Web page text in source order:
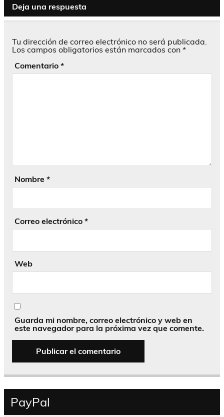
Deja una respuesta
Tu dirección de correo electrónico no será publicada.
Los campos obligatorios están marcados con *
Comentario *
Nombre *
Correo electrónico *
Web
Guarda mi nombre, correo electrónico y web en
este navegador para la próxima vez que comente.
PayPal